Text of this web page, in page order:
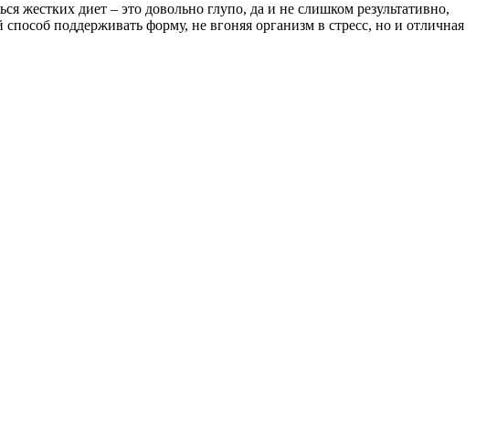
жестких диет – это довольно глупо, да и не слишком результативно,
поддерживать форму, не вгоняя организм в стресс, но и отличная